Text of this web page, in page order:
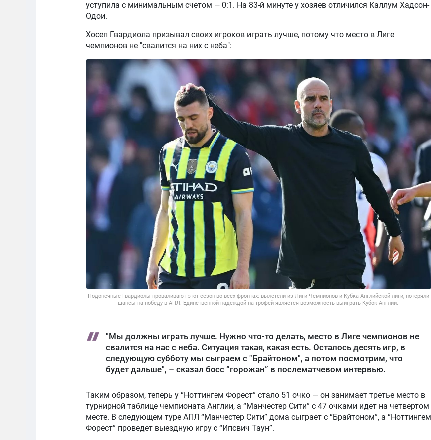
уступила с минимальным счетом — 0:1. На 83-й минуте у хозяев отличился Каллум Хадсон-
Одои.
Хосеп Гвардиола призывал своих игроков играть лучше, потому что место в Лиге
чемпионов не "свалится на них с неба":
Подопечные Гвардиолы проваливают этот сезон во всех фронтах: вылетели из Лиги Чемпионов и Кубка Английской лиги, потеряли
шансы на победу в АПЛ. Единственной надеждой на трофей является возможность выиграть Кубок Англии.
"Мы должны играть лучше. Нужно что-то делать, место в Лиге чемпионов не
свалится на нас с неба. Ситуация такая, какая есть. Осталось десять игр, в
следующую субботу мы сыграем с "Брайтоном", а потом посмотрим, что
будет дальше", – сказал босс “горожан” в послематчевом интервью.
Таким образом, теперь у “Ноттингем Форест” стало 51 очко — он занимает третье место в
турнирной таблице чемпионата Англии, а “Манчестер Сити” с 47 очками идет на четвертом
месте. В следующем туре АПЛ “Манчестер Сити” дома сыграет с “Брайтоном”, а “Ноттингем
Форест” проведет выездную игру с “Ипсвич Таун”.